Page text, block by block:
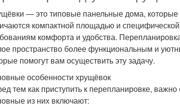
— это типовые панельные дома,
компактной площадью и
комфорта и удобства.
пространство более функциональным и
помогут вам осуществить эту задачу.
особенности хрущёвок
тем как приступить к перепланировке,
из них включают: